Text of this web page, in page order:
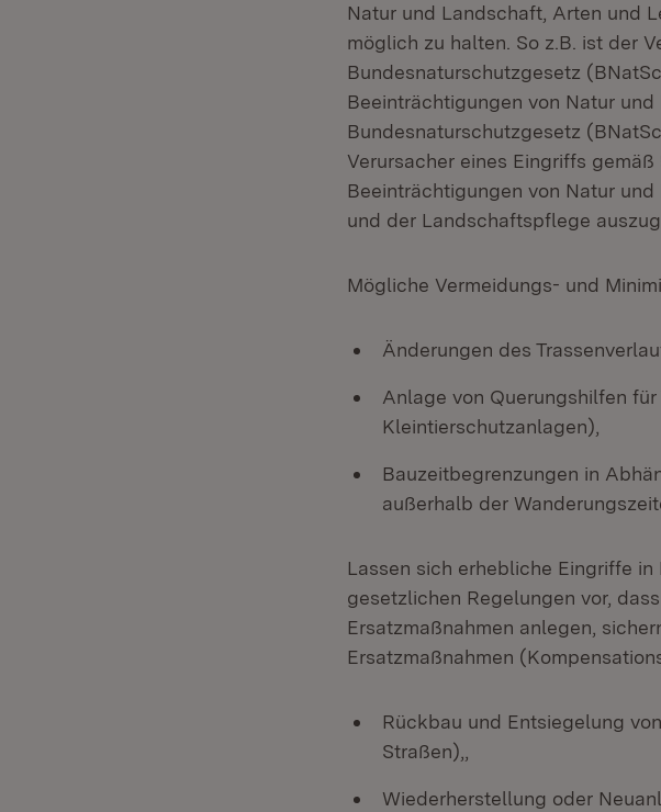
Natur und Landschaft, Arten und
möglich zu halten. So z.B. ist der
Bundesnaturschutzgesetz
Beeinträchtigungen von Natur und
Bundesnaturschutzgesetz
Verursacher eines Eingriffs
Beeinträchtigungen von Natur
und der Landschaftspflege
Mögliche Vermeidungs- und
Änderungen des
Anlage von Querungshilfen
Kleintierschutzanlagen),
Bauzeitbegrenzungen in
außerhalb der
Lassen sich erhebliche Eingriffe
gesetzlichen Regelungen vor,
Ersatzmaßnahmen anlegen,
Ersatzmaßnahmen
Rückbau und Entsiegelung
Straßen),,
Wiederherstellung oder